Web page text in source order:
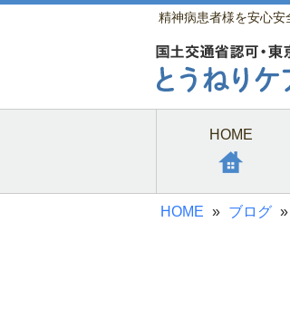
精神病患者様を安心
HOME
HOME » ブログ »